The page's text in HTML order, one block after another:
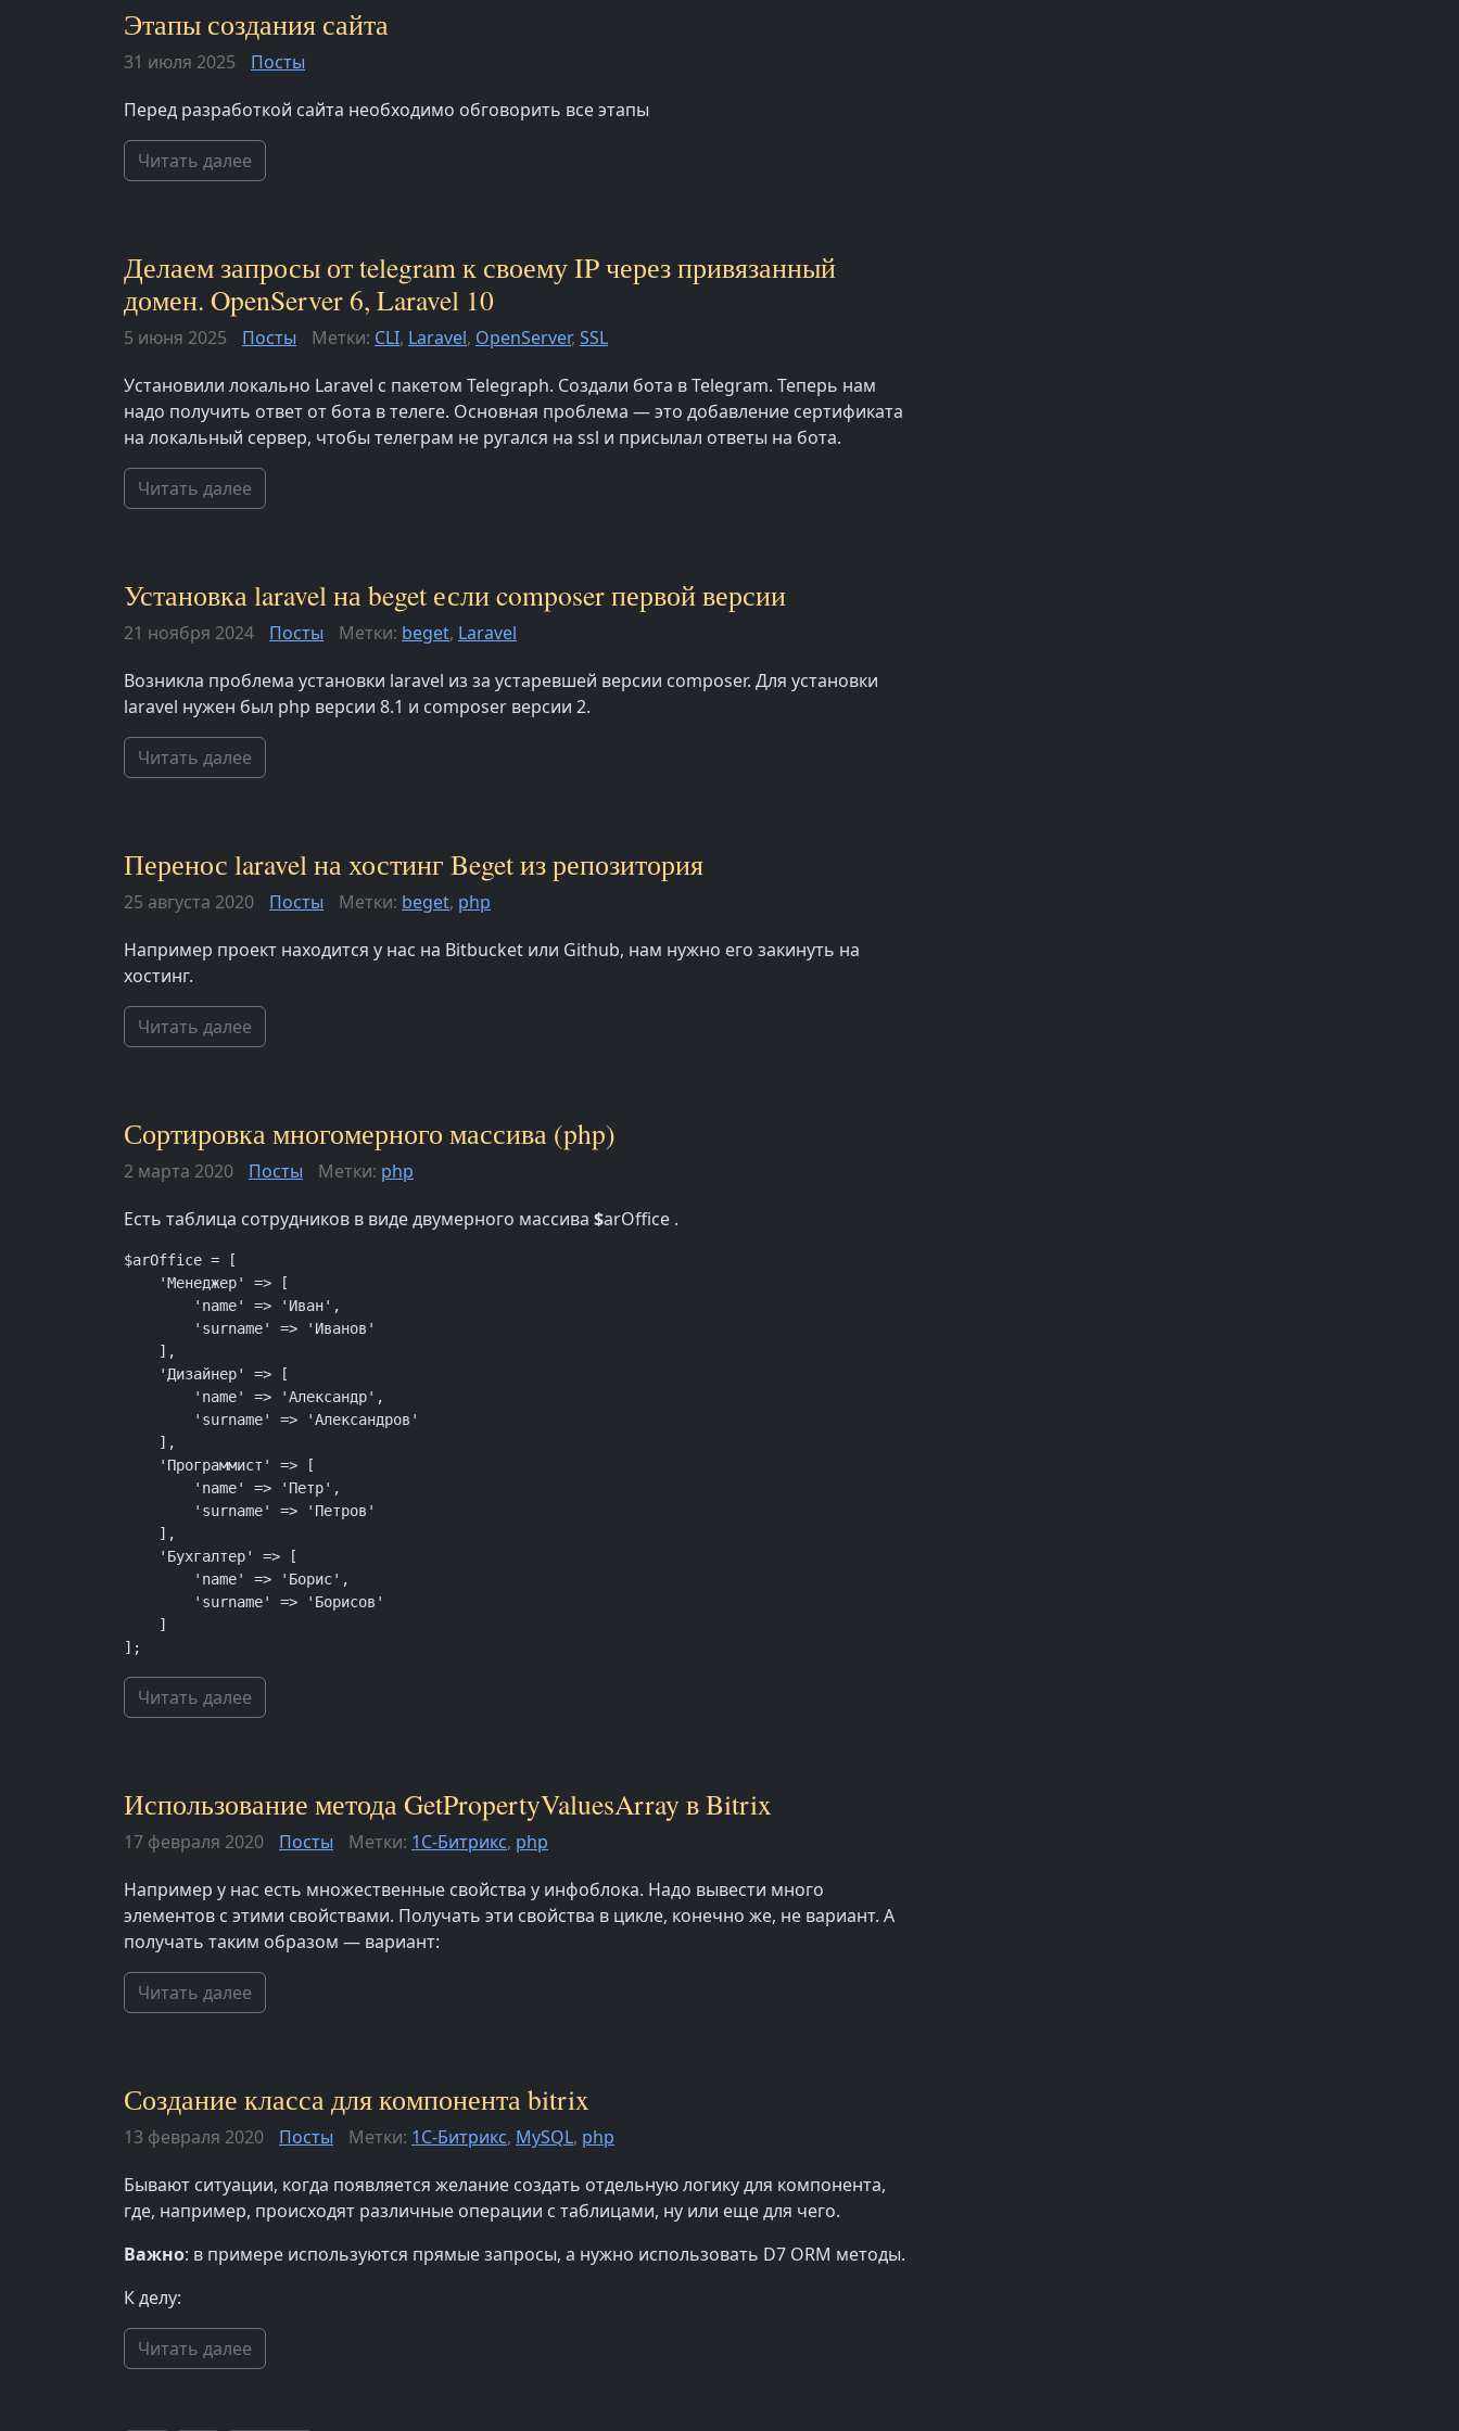
Этапы создания сайта
31 июля 2025
Посты
Перед разработкой сайта необходимо обговорить все этапы
Читать далее
Делаем запросы от telegram к своему IP через привязанный
домен. OpenServer 6, Laravel 10
5 июня 2025 Посты Метки: CLI, Laravel, OpenServer, SSL
Установили локально Laravel с пакетом Telegraph. Создали бота в Telegram. Теперь нам
надо получить ответ от бота в телеге. Основная проблема — это добавление сертификата
на локальный сервер, чтобы телеграм не ругался на ssl и присылал ответы на бота.
Читать далее
Установка laravel на beget если composer первой версии
21 ноября 2024 Посты Метки: beget, Laravel
Возникла проблема установки laravel из за устаревшей версии composer. Для установки
laravel нужен был php версии 8.1 и composer версии 2.
Читать далее
Перенос laravel на хостинг Beget из репозитория
25 августа 2020 Посты Метки: beget, php
Например проект находится у нас на Bitbucket или Github, нам нужно его закинуть на
хостинг.
Читать далее
Сортировка многомерного массива (php)
2 марта 2020 Посты Метки: php
Есть таблица сотрудников в виде двумерного массива $arOffice .
$arOffice = [
];
Читать далее
Использование метода GetPropertyValuesArray в Bitrix
17 февраля 2020 Посты Метки: 1С-Битрикс, php
Например у нас есть множественные свойства у инфоблока. Надо вывести много
элементов с этими свойствами. Получать эти свойства в цикле, конечно же, не вариант. А
получать таким образом — вариант:
Читать далее
Создание класса для компонента bitrix
13 февраля 2020 Посты Метки: 1С-Битрикс, MySQL, php
Бывают ситуации, когда появляется желание создать отдельную логику для компонента,
где, например, происходят различные операции с таблицами, ну или еще для чего.
Важно: в примере используются прямые запросы, а нужно использовать D7 ORM методы.
К делу:
Читать далее